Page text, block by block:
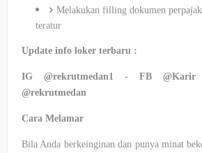
Melakukan filling dokumen
teratur
Update info loker terbaru :
IG @rekrutmedan1 - FB
@rekrutmedan
Cara Melamar
Bila Anda berkeinginan dan punya minat